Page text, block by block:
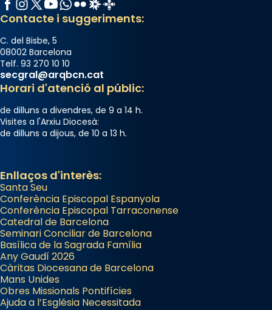
View on Facebook · Share
Contacte i suggeriments:
C. del Bisbe, 5
08002 Barcelona
Telf. 93 270 10 10
secgral@arqbcn.cat
Horari d'atenció al públic:
de dilluns a divendres, de 9 a 14 h.
Visites a l'Arxiu Diocesà:
de dilluns a dijous, de 10 a 13 h.
Enllaços d'interès:
Santa Seu
Conferència Episcopal Espanyola
Conferència Episcopal Tarraconense
Catedral de Barcelona
Seminari Conciliar de Barcelona
Basílica de la Sagrada Família
Any Gaudí 2026
Càritas Diocesana de Barcelona
Mans Unides
Obres Missionals Pontifícies
Ajuda a l’Església Necessitada